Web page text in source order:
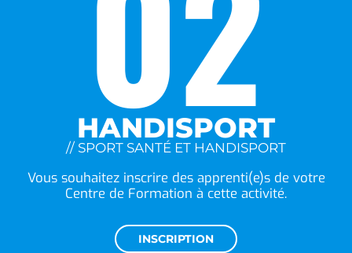
HANDISPORT
// SPORT SANTÉ ET HANDISPORT
Vous souhaitez inscrire des apprenti(e)s de votre
Centre de Formation à cette activité.
INSCRIPTION